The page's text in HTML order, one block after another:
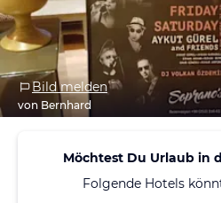
Bild melden
von Bernhard
Möchtest Du Urlaub in
Folgende Hotels